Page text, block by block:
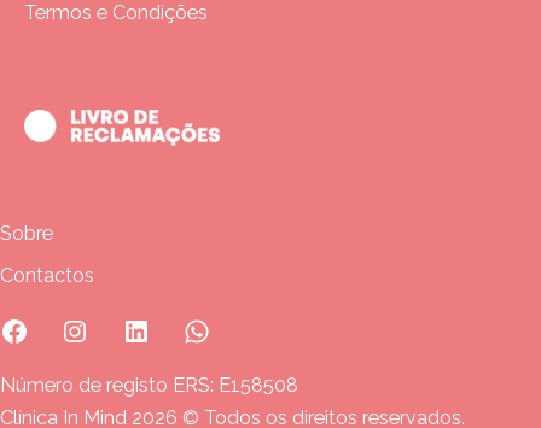
Termos e Condições
Número de registo ERS: E158508
Clínica In Mind 2026 © Todos os direitos reservados.
Sobre
Contactos
FacebookInstagramLinkedin